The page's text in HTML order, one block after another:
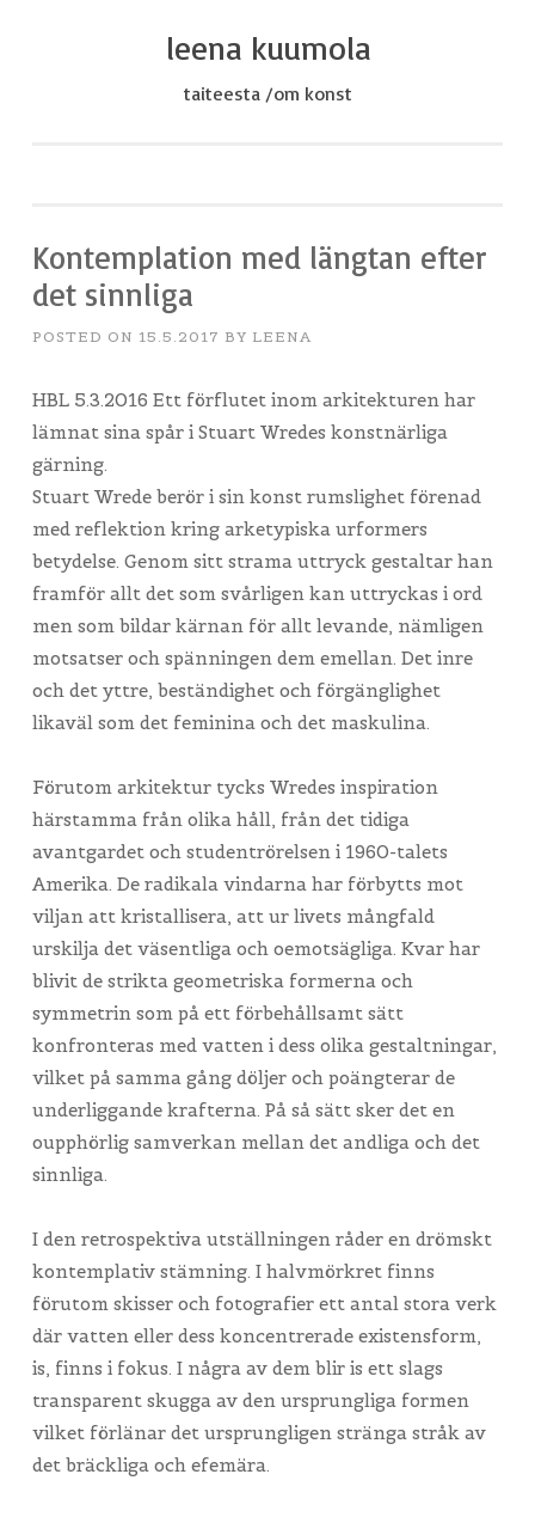
leena kuumola
taiteesta /om konst
Kontemplation med längtan efter
det sinnliga
POSTED ON 15.5.2017 BY LEENA
HBL 5.3.2016 Ett förflutet inom arkitekturen har
lämnat sina spår i Stuart Wredes konstnärliga
gärning.
Stuart Wrede berör i sin konst rumslighet förenad
med reflektion kring arketypiska urformers
betydelse. Genom sitt strama uttryck gestaltar han
framför allt det som svårligen kan uttryckas i ord
men som bildar kärnan för allt levande, nämligen
motsatser och spänningen dem emellan. Det inre
och det yttre, beständighet och förgänglighet
likaväl som det feminina och det maskulina.
Förutom arkitektur tycks Wredes inspiration
härstamma från olika håll, från det tidiga
avantgardet och studentrörelsen i 1960-talets
Amerika. De radikala vindarna har förbytts mot
viljan att kristallisera, att ur livets mångfald
urskilja det väsentliga och oemotsägliga. Kvar har
blivit de strikta geometriska formerna och
symmetrin som på ett förbehållsamt sätt
konfronteras med vatten i dess olika gestaltningar,
vilket på samma gång döljer och poängterar de
underliggande krafterna. På så sätt sker det en
oupphörlig samverkan mellan det andliga och det
sinnliga.
I den retrospektiva utställningen råder en drömskt
kontemplativ stämning. I halvmörkret finns
förutom skisser och fotografier ett antal stora verk
där vatten eller dess koncentrerade existensform,
is, finns i fokus. I några av dem blir is ett slags
transparent skugga av den ursprungliga formen
vilket förlänar det ursprungligen stränga stråk av
det bräckliga och efemära.